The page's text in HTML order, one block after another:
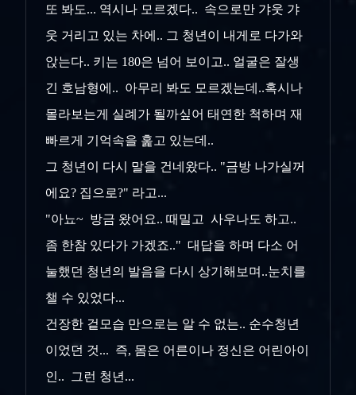
또 봐도... 역시나 모르겠다.. 속으로만 갸웃 갸
웃 거리고 있는 차에.. 그 청년이 내게로 다가와
앉는다.. 키는 180은 넘어 보이고.. 얼굴은 잘생
긴 호남형에.. 아무리 봐도 모르겠는데..혹시나
몰라보는게 실례가 될까싶어 태연한 척하며 재
빠르게 기억속을 훑고 있는데..
그 청년이 다시 말을 건네왔다.. "금방 나가실꺼
에요? 집으로?" 라고...
"아뇨~ 방금 왔어요.. 때밀고 사우나도 하고..
좀 한참 있다가 가겠죠.." 대답을 하며 다소 어
눌했던 청년의 발음을 다시 상기해보며..눈치를
챌 수 있었다...
건장한 겉모습 만으로는 알 수 없는.. 순수청년
이었던 것... 즉, 몸은 어른이나 정신은 어린아이
인.. 그런 청년...